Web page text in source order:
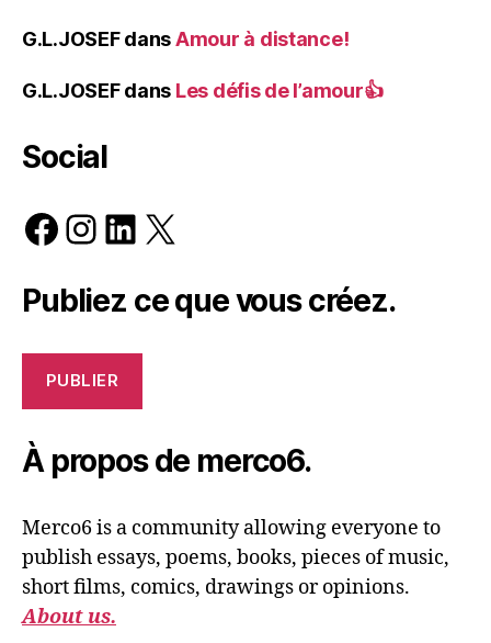
G.L.JOSEFdansAmour à distance!
G.L.JOSEFdans Les défis de l’amour👍
Social
Facebook
Instagram
LinkedIn
X
Publiez ce que vous créez.
PUBLIER
À propos de merco6.
Merco6 is a community allowing everyone to
publish essays, poems, books, pieces of music,
short films, comics, drawings or opinions.
About us.